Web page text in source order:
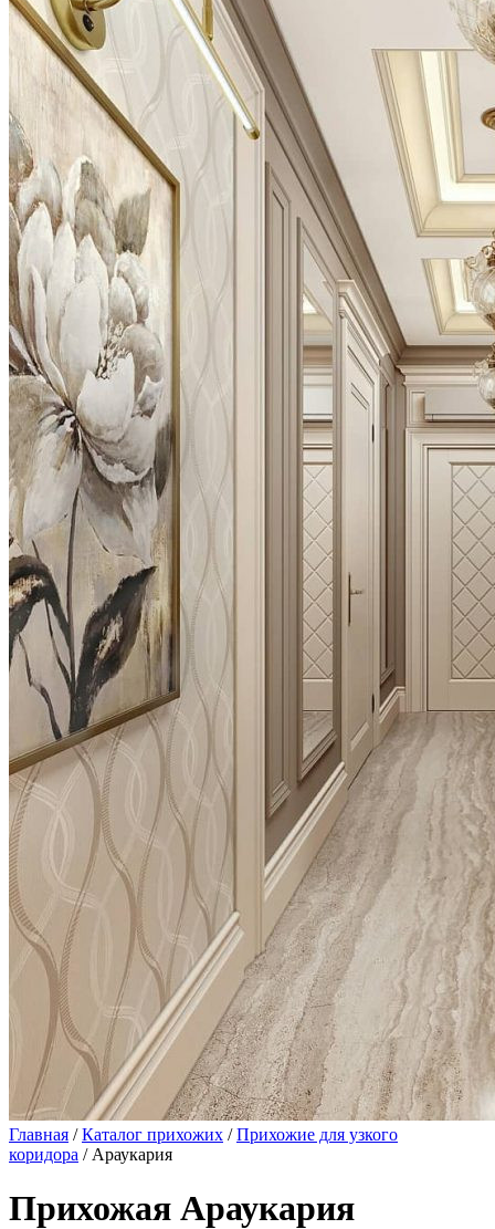
Главная /Каталог прихожих /Прихожие для узкого
коридора / Араукария
Прихожая Араукария